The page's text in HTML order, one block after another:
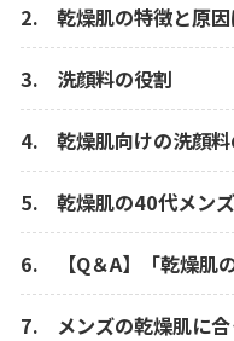
乾燥肌の特徴と原因
洗顔料の役割
乾燥肌向けの洗顔
乾燥肌の40代メン
【Q＆A】「乾燥
メンズの乾燥肌に